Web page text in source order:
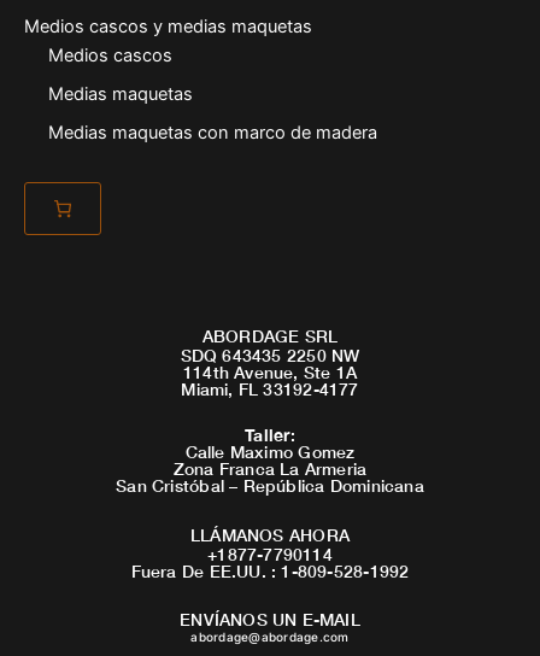
Medios cascos y medias maquetas
Medios cascos
Medias maquetas
Medias maquetas con marco de madera
ABORDAGE SRL
SDQ 643435 2250 NW
114th Avenue, Ste 1A
Miami, FL 33192-4177
Taller:
Calle Maximo Gomez
Zona Franca La Armeria
San Cristóbal – República Dominicana
LLÁMANOS AHORA
+1877-7790114
Fuera De EE.UU. : 1-809-528-1992
ENVÍANOS UN E-MAIL
abordage@abordage.com